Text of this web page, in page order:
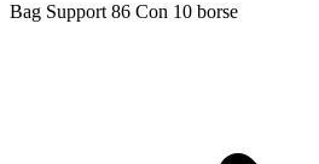
Bag Support 86 Con 10 borse